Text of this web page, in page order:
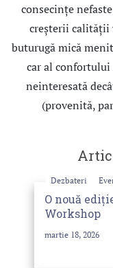
consecinţe
creşterii calităţii
buturugă mică
car al
neinteresată
(provenită,
Dezbateri
O nouă
Workshop
martie 18, 2026